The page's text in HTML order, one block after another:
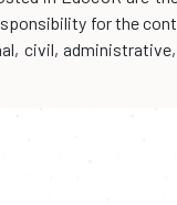
for the
civil,